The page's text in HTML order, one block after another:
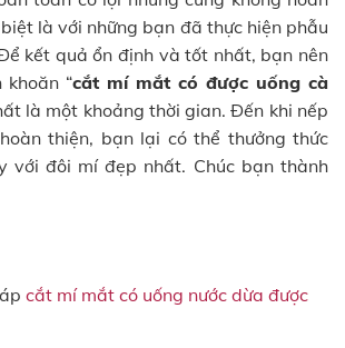
là với những bạn đã thực hiện phẫu
kết quả ổn định và tốt nhất, bạn nên
khoăn “cắt mí mắt có được uống cà
là một khoảng thời gian. Đến khi nếp
thiện, bạn lại có thể thưởng thức
với đôi mí đẹp nhất. Chúc bạn thành
cắt mí mắt có uống nước dừa được